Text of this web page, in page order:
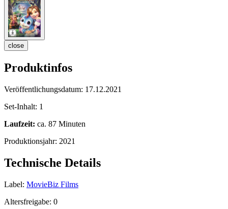
close
Produktinfos
Veröffentlichungsdatum: 17.12.2021
Set-Inhalt: 1
Laufzeit: ca. 87 Minuten
Produktionsjahr: 2021
Technische Details
Label: MovieBiz Films
Altersfreigabe: 0